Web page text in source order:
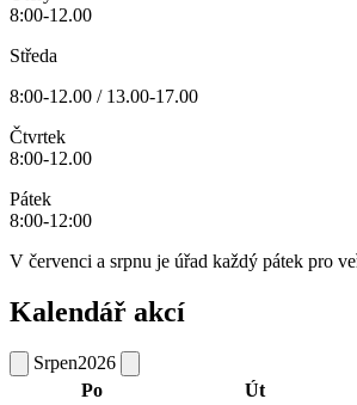
8:00-12.00
Středa
8:00-12.00 / 13.00-17.00
Čtvrtek
8:00-12.00
Pátek
8:00-12:00
V červenci a srpnu je úřad každý pátek pro
Kalendář akcí
Srpen2026
Po
Út